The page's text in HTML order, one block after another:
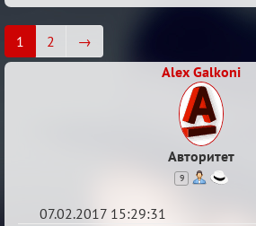
1 2
→
Alex Galkoni
Авторитет
9
07.02.2017 15:29:31